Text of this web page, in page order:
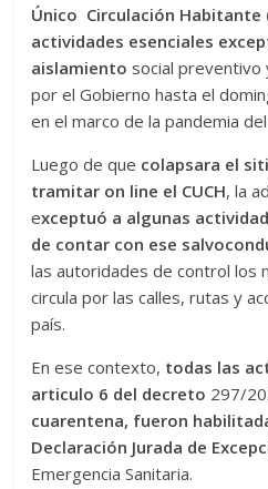
Único Circulación Habitante
actividades esenciales
aislamiento social
por el Gobierno hasta el
en el marco de la pandemia
Luego de que colapsara el
tramitar on line el CUCH, la
exceptuó a algunas
de contar con ese
las autoridades de control los
circula por las calles, rutas y
país.
En ese contexto, todas las
articulo 6 del decreto 297/
cuarentena, fueron
Declaración Jurada de
Emergencia Sanitaria.